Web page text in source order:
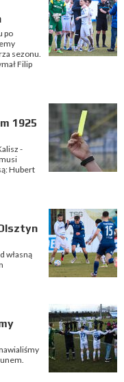
po
sezonu.
Filip
1925
-
Hubert
własną